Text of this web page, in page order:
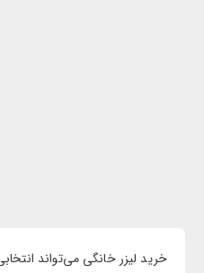
خرید لیزر خانگی می‌تواند